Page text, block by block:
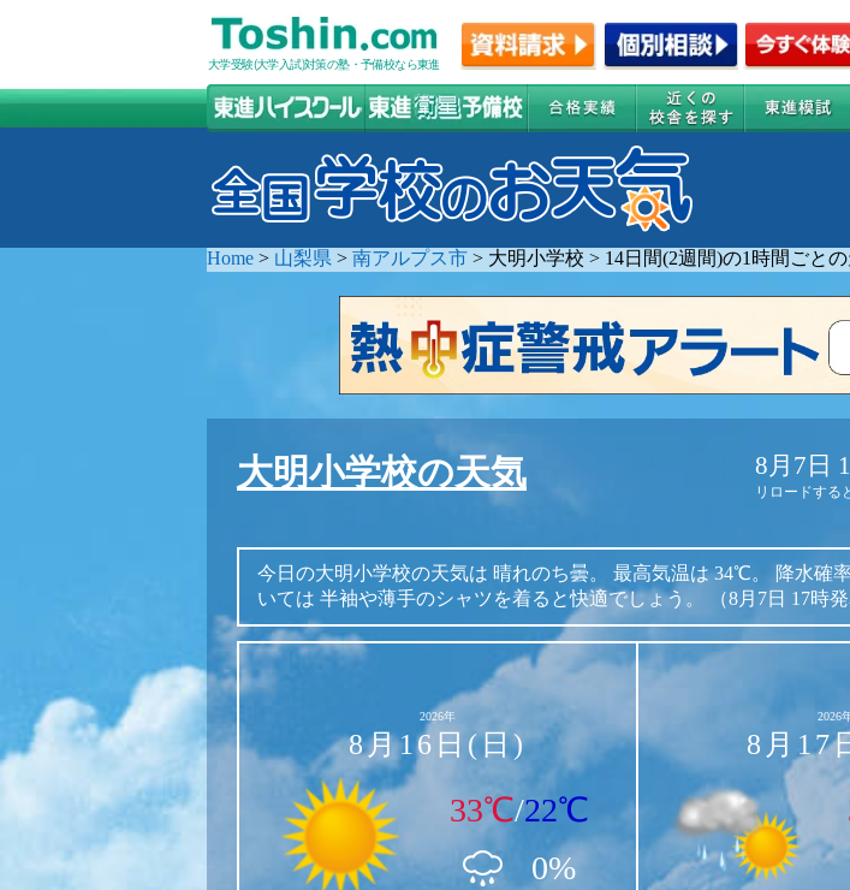
大学受験(大学入試)対策の塾・予備校なら東進
Home > 山梨県 > 南アルプス市 > 大明小学校 > 14日間(2週間)の1時間ごと
大明小学校の天気 8月7日
リロードする
今日の大明小学校の天気は 晴れのち曇。 最高気温は 34℃。 降水確
いては 半袖や薄手のシャツを着ると快適でしょう。 （8月7日 17時発
2026年
8月16日(日)
33℃/22℃
0%
2026
8月17